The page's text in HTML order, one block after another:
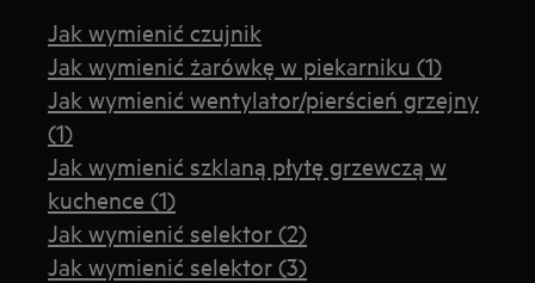
Jak wymienić czujnik
Jak wymienić żarówkę w piekarniku (1)
Jak wymienić wentylator/pierścień grzejny
(1)
Jak wymienić szklaną płytę grzewczą w
kuchence (1)
Jak wymienić selektor (2)
Jak wymienić selektor (3)